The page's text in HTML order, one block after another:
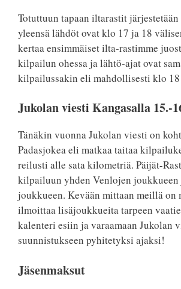
Totuttuun tapaan iltarastit
yleensä lähdöt ovat klo 17 ja 18
kertaa ensimmäiset ilta-rastimme
kilpailun ohessa ja lähtö-ajat ovat
kilpailussakin eli mahdollisesti klo 18
Jukolan viesti Kangasalla 15.-
Tänäkin vuonna Jukolan viesti on
Padasjokea eli matkaa taitaa
reilusti alle sata kilometriä. Päijät-
kilpailuun yhden Venlojen joukkueen
joukkueen. Kevään mittaan meillä on
ilmoittaa lisäjoukkueita tarpeen
kalenteri esiin ja varaamaan Jukolan
suunnistukseen pyhitetyksi ajaksi!
Jäsenmaksut